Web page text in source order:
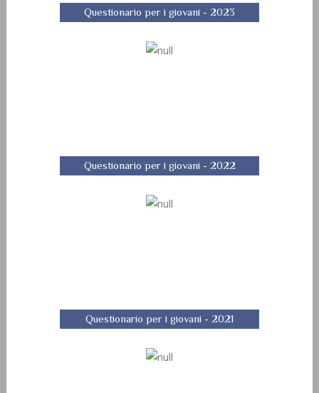
Questionario per i giovani - 2023
Questionario per i giovani - 2022
Questionario per i giovani - 2021